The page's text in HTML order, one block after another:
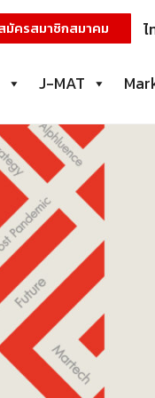
มัครสมาชิกสมาคม ไ
J-MAT